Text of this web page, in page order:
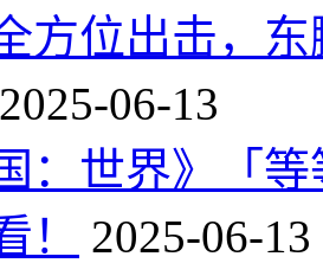
方位出击，
2025-06-13
：世界》「
！
2025-06-13